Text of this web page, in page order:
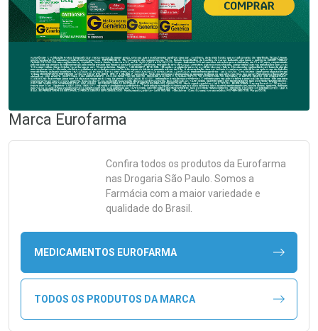
Marca Eurofarma
Confira todos os produtos da Eurofarma
nas Drogaria São Paulo. Somos a
Farmácia com a maior variedade e
qualidade do Brasil.
MEDICAMENTOS EUROFARMA
TODOS OS PRODUTOS DA MARCA